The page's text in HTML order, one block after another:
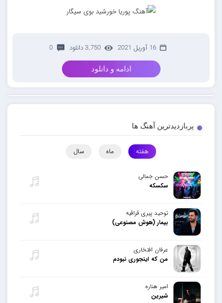
16 آوریل 2021 3,750 دانلود 0
ادامه و دانلود
پربازدیدترین آهنگ ها
هفته ماه سال
حسن جمالی
سکسکه
توحید پیری قراقیه
بیمار (هوش مصنوعی)
عرفان افتخاری
من که اینجوری نبودم
امیر هناره
شیرین